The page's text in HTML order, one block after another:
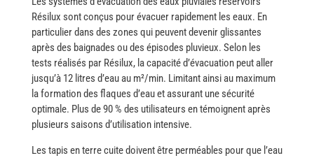
Résilux sont conçus pour évacuer rapidement les eaux. En
particulier dans des zones qui peuvent devenir glissantes
après des baignades ou des épisodes pluvieux. Selon les
tests réalisés par Résilux, la capacité d’évacuation peut aller
jusqu’à 12 litres d’eau au m²/min. Limitant ainsi au maximum
la formation des flaques d’eau et assurant une sécurité
optimale. Plus de 90 % des utilisateurs en témoignent après
plusieurs saisons d’utilisation ​‍​‌‍​‍‌​‍​‌‍​‍‌​‍​‌‍​‍‌intensive.
Les​‍​‌‍​‍‌​‍​‌‍​‍‌ tapis en terre cuite doivent être perméables pour que l’eau